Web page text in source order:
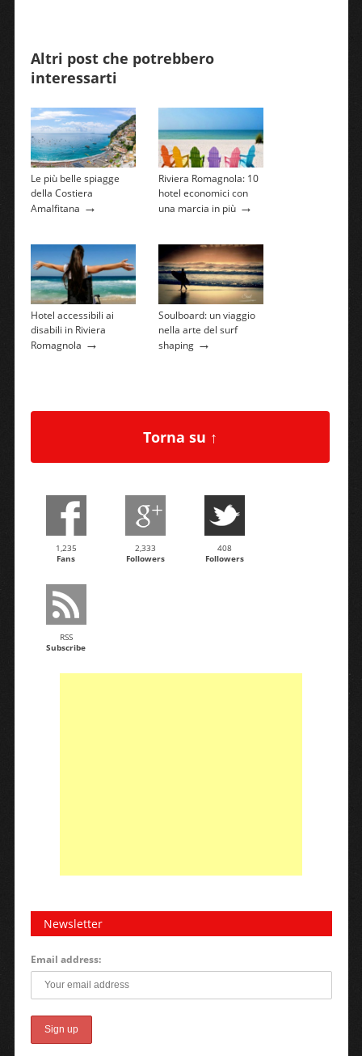
Altri post che potrebbero
interessarti
Le più belle spiagge
della Costiera
Amalfitana →
Riviera Romagnola: 10
hotel economici con
una marcia in più→
Hotel accessibili ai
disabili in Riviera
Romagnola →
Soulboard: un viaggio
nella arte del surf
shaping→
Torna su ↑
1,235
Fans
2,333
Followers
408
Followers
RSS
Subscribe
Newsletter
Email address: